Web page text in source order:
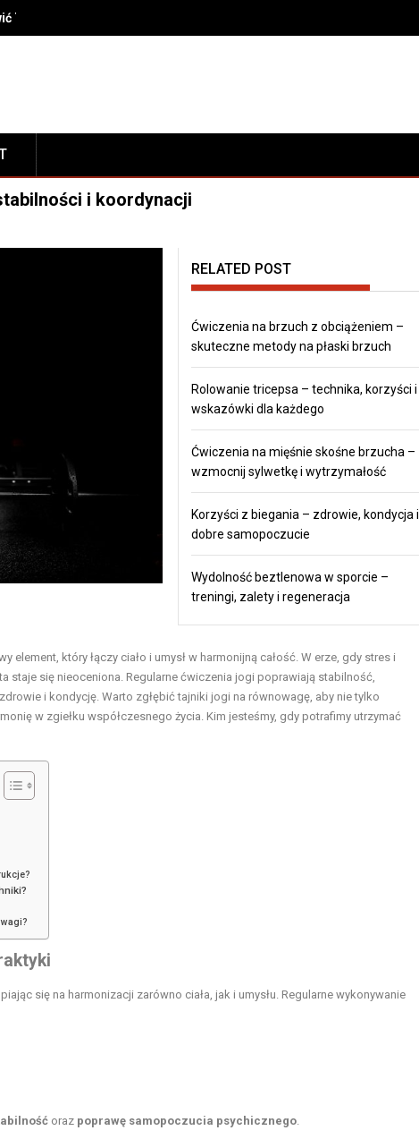
Twój uśmiech?
i koordynacji
RELATED POST
Ćwiczenia na brzuch z obciążeniem –
skuteczne metody na płaski brzuch
Rolowanie tricepsa – technika, korzyści i
wskazówki dla każdego
Ćwiczenia na mięśnie skośne brzucha –
wzmocnij sylwetkę i wytrzymałość
Korzyści z biegania – zdrowie, kondycja i
dobre samopoczucie
Wydolność beztlenowa w sporcie –
treningi, zalety i regeneracja
który łączy ciało i umysł w harmonijną całość. W erze, gdy stres i
staje się nieoceniona. Regularne ćwiczenia jogi poprawiają stabilność,
i kondycję. Warto zgłębić tajniki jogi na równowagę, aby nie tylko
w zgiełku współczesnego życia. Kim jesteśmy, gdy potrafimy utrzymać
się na harmonizacji zarówno ciała, jak i umysłu. Regularne wykonywanie
oraz poprawę samopoczucia psychicznego